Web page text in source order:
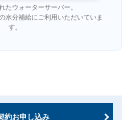
たウォーターサーバー。
水分補給にご利用いただいていま
す。
約お申し込み